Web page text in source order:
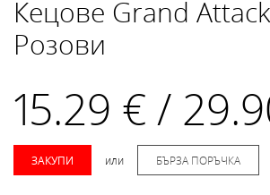
Кецове Grand
Розови
15.29 € /
ЗАКУПИ или БЪРЗА ПОРЪЧКА